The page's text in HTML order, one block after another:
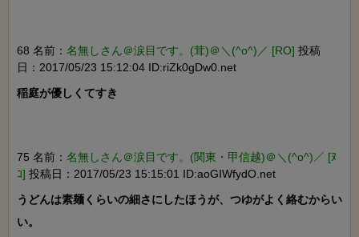
68 名前： 名無しさん＠涙目です。(茸)＠＼(^o^)／ [RO] 投稿
日：2017/05/23 15:12:04 ID:riZk0gDw0.net
稲庭が優しくてすき
75 名前： 名無しさん＠涙目です。(関東・甲信越)＠＼(^o^)／ [ﾇ
ｺ] 投稿日：2017/05/23 15:15:01 ID:aoGIWfydO.net
うどんは素麺くらいの細さにしたほうが、つゆがよく絡むからい
い。